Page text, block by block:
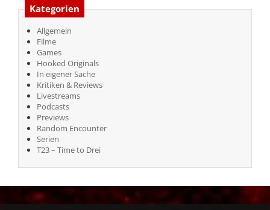
Kategorien
Allgemein
Filme
Games
Hooked Originals
In eigener Sache
Kritiken & Reviews
Livestreams
Podcasts
Previews
Random Encounter
Serien
T23 – Time to Drei